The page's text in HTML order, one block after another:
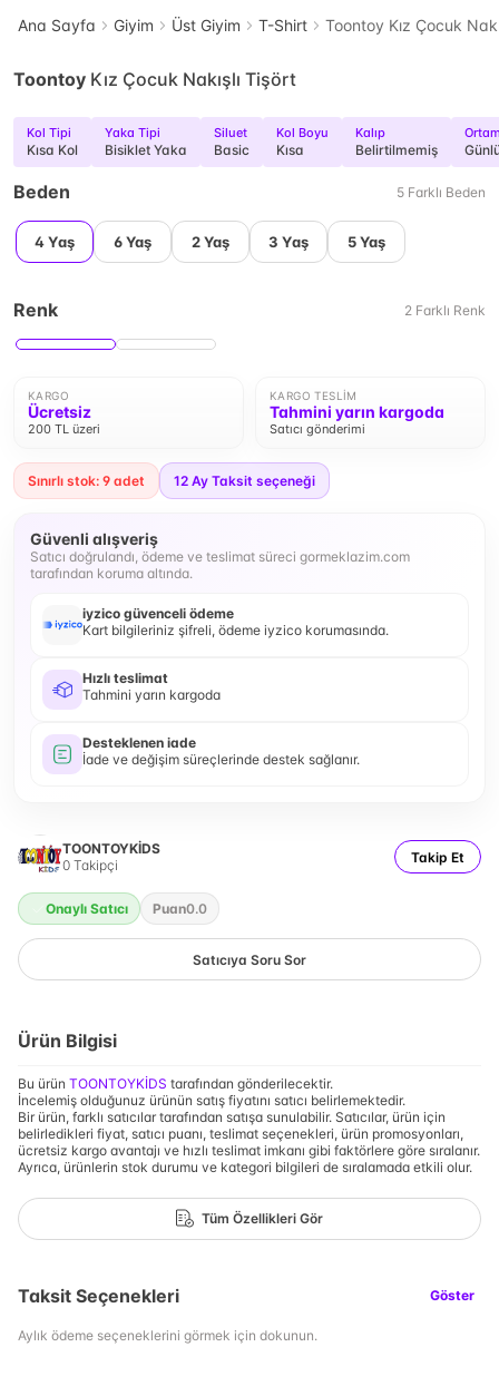
Ana Sayfa Giyim Üst Giyim T-Shirt Toontoy Kız Çocuk
Toontoy Kız Çocuk Nakışlı Tişört
Kol Tipi
Kısa Kol
Yaka Tipi
Bisiklet Yaka
Siluet
Basic
Kol Boyu
Kısa
Kalıp
Belirtilmemiş
Beden 5 Farklı Beden
4 Yaş 6 Yaş 2 Yaş 3 Yaş 5 Yaş
Renk 2 Farklı Renk
KARGO
Ücretsiz
200 TL üzeri
KARGO TESLIM
Tahmini yarın kargoda
Satıcı gönderimi
Sınırlı stok: 9 adet 12 Ay Taksit seçeneği
Güvenli alışveriş
Satıcı doğrulandı, ödeme ve teslimat süreci gormeklazim.com
tarafından koruma altında.
iyzico güvenceli ödeme
Kart bilgileriniz şifreli, ödeme iyzico korumasında.
Hızlı teslimat
Tahmini yarın kargoda
Desteklenen iade
İade ve değişim süreçlerinde destek sağlanır.
TOONTOYKİDS
0 Takipçi Takip Et
Onaylı Satıcı Puan0.0
Satıcıya Soru Sor
Ürün Bilgisi
Bu ürün TOONTOYKİDS tarafından gönderilecektir.
İncelemiş olduğunuz ürünün satış fiyatını satıcı belirlemektedir.
Bir ürün, farklı satıcılar tarafından satışa sunulabilir. Satıcılar, ürün için
belirledikleri fiyat, satıcı puanı, teslimat seçenekleri, ürün promosyonları,
ücretsiz kargo avantajı ve hızlı teslimat imkanı gibi faktörlere göre sıralanır.
Ayrıca, ürünlerin stok durumu ve kategori bilgileri de sıralamada etkili olur.
Tüm Özellikleri Gör
Taksit Seçenekleri Göster
Aylık ödeme seçeneklerini görmek için dokunun.